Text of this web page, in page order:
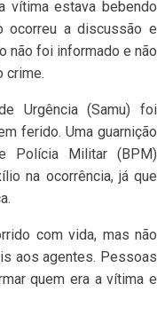
vítima estava bebendo
ocorreu a discussão e
não foi informado e não
crime.
Urgência (Samu) foi
ferido. Uma guarnição
Polícia Militar (BPM)
na ocorrência, já que
com vida, mas não
aos agentes. Pessoas
quem era a vítima e